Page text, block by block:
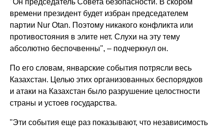
"Он председатель Совета безопасности. В скором
времени президент будет избран председателем
партии Nur Otan. Поэтому никакого конфликта или
противостояния в элите нет. Слухи на эту тему
абсолютно беспочвенны", – подчеркнул он.
По его словам, январские события потрясли весь
Казахстан. Целью этих организованных беспорядков
и атаки на Казахстан было разрушение целостности
страны и устоев государства.
"Эти события еще раз показывают, что независимость